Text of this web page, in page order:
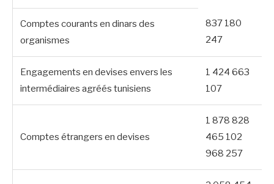
Comptes courants en dinars des
organismes
837 180
247
Engagements en devises envers les
intermédiaires agréés tunisiens
1 424 663
107
Comptes étrangers en devises
1 878 828
465 102
968 257